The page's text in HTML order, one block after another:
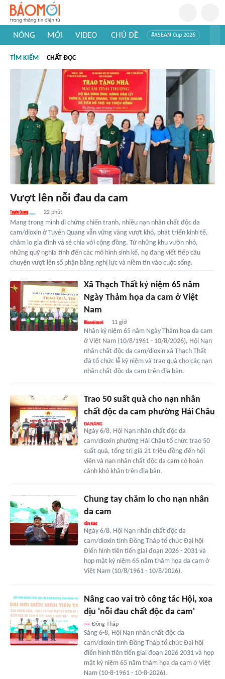
NÓNG MỚI VIDEO CHỦ ĐỀ #ASEAN Cup 2026
#Khám phá thế giới
TÌM KIẾM CHẤT ĐỘC
Vượt lên nỗi đau da cam
22 phút
Mang trong mình di chứng chiến tranh, nhiều nạn nhân chất độc da
cam/dioxin ở Tuyên Quang vẫn vững vàng vượt khó, phát triển kinh tế,
chăm lo gia đình và sẻ chia với cộng đồng. Từ những khu vườn nhỏ,
những quỹ nghĩa tình đến các mô hình sinh kế, họ đang viết tiếp câu
chuyện vượt lên số phận bằng nghị lực và niềm tin vào cuộc sống.
Xã Thạch Thất kỷ niệm 65 năm
Ngày Thảm họa da cam ở Việt
Nam
11 giờ
Nhân kỷ niệm 65 năm Ngày Thảm họa da cam
ở Việt Nam (10/8/1961 - 10/8/2026), Hội Nạn
nhân chất độc da cam/dioxin xã Thạch Thất
đã tổ chức lễ kỷ niệm và trao quà cho các nạn
nhân chất độc da cam trên địa bàn.
Trao 50 suất quà cho nạn nhân
chất độc da cam phường Hải Châu
Ngày 6/8, Hội Nạn nhân chất độc da
cam/dioxin phường Hải Châu tổ chức trao 50
suất quà, tổng trị giá 21 triệu đồng đến hội
viên và nạn nhân chất độc da cam có hoàn
cảnh khó khăn trên địa bàn.
Chung tay chăm lo cho nạn nhân
da cam
Ngày 6/8, Hội Nạn nhân chất độc da
cam/dioxin tỉnh Đồng Tháp tổ chức Đại hội
Điển hình tiên tiến giai đoạn 2026 - 2031 và
họp mặt kỷ niệm 65 năm thảm họa da cam ở
Việt Nam (10/8/1961 - 10/8/2026).
Nâng cao vai trò công tác Hội, xoa
dịu 'nỗi đau chất độc da cam'
Đồng Tháp
Sáng 6-8, Hội Nạn nhân chất độc da
cam/dioxin tỉnh Đồng Tháp tổ chức Đại hội
điển hình tiên tiến giai đoạn 2026 2031 và họp
mặt kỷ niệm 65 năm thảm họa da cam ở Việt
Nam (10-8-1961 - 10-8-2026).